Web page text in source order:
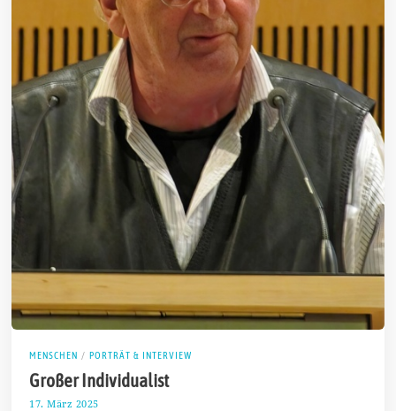
MENSCHEN / PORTRÄT & INTERVIEW
Großer Individualist
17. März 2025